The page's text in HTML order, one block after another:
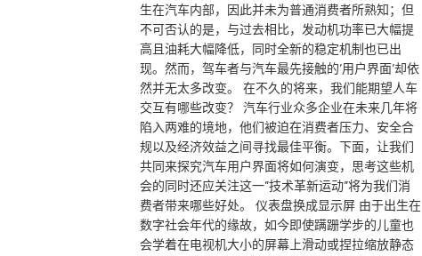
生在汽车内部，因此并未为普通消费者所熟知；但
不可否认的是，与过去相比，发动机功率已大幅提
高且油耗大幅降低，同时全新的稳定机制也已出
现。然而，驾车者与汽车最先接触的’用户界面’却依
然并无太多改变。 在不久的将来，我们能期望人车
交互有哪些改变？ 汽车行业众多企业在未来几年将
陷入两难的境地，他们被迫在消费者压力、安全合
规以及经济效益之间寻找最佳平衡。下面，让我们
共同来探究汽车用户界面将如何演变，思考这些机
会的同时还应关注这一”技术革新运动”将为我们消
费者带来哪些好处。 仪表盘换成显示屏 由于出生在
数字社会年代的缘故，如今即使蹒跚学步的儿童也
会学着在电视机大小的屏幕上滑动或捏拉缩放静态